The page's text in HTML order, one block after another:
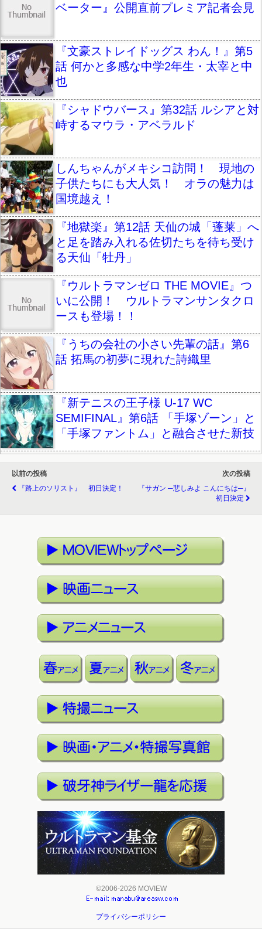
ベーター』公開直前プレミア記者会見
『文豪ストレイドッグス わん！』第5
話 何かと多感な中学2年生・太宰と中
也
『シャドウバース』第32話 ルシアと対
峙するマウラ・アベラルド
しんちゃんがメキシコ訪問！ 現地の
子供たちにも大人気！ オラの魅力は
国境越え！
『地獄楽』第12話 天仙の城「蓬莱」へ
と足を踏み入れる佐切たちを待ち受け
る天仙「牡丹」
『ウルトラマンゼロ THE MOVIE』つ
いに公開！ ウルトラマンサンタクロ
ースも登場！！
『うちの会社の小さい先輩の話』第6
話 拓馬の初夢に現れた詩織里
『新テニスの王子様 U-17 WC
SEMIFINAL』第6話 「手塚ゾーン」と
「手塚ファントム」と融合させた新技
以前の投稿
『路上のソリスト』 初日決定！
次の投稿
『サガン ─悲しみよ こんにちは─』
初日決定
©2006-2026 MOVIEW
プライバシーポリシー